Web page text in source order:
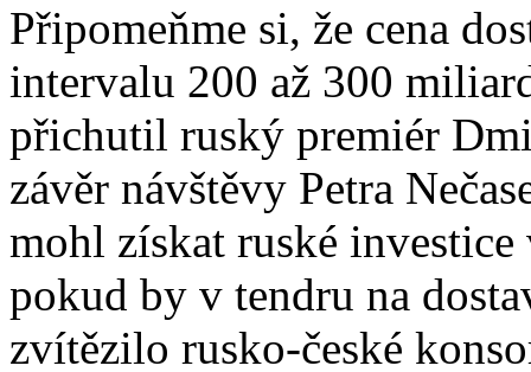
Připomeňme si, že cena
intervalu 200 až 300
přichutil ruský premiér
závěr návštěvy Petra
mohl získat ruské
pokud by v tendru na
zvítězilo rusko-české